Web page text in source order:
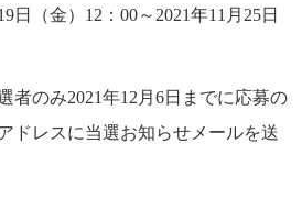
（金）12：00～2021年11月25日
のみ2021年12月6日までに応募の
ドレスに当選お知らせメールを送